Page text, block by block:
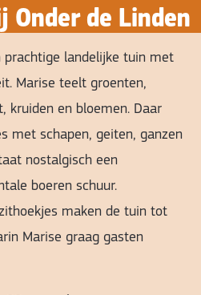
Onder de Linden
prachtige landelijke tuin met
Marise teelt groenten,
kruiden en bloemen. Daar
met schapen, geiten, ganzen
nostalgisch een
boeren schuur.
maken de tuin tot
Marise graag gasten